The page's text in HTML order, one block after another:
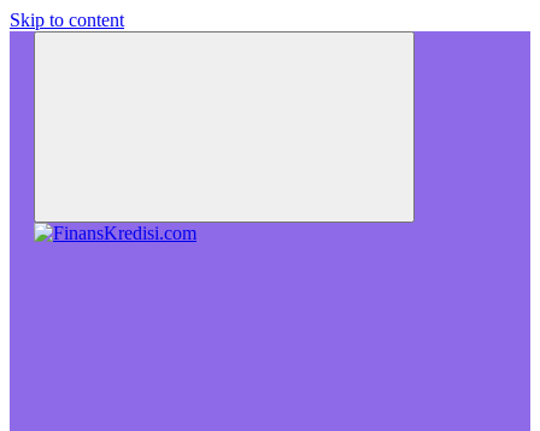
Skip to content